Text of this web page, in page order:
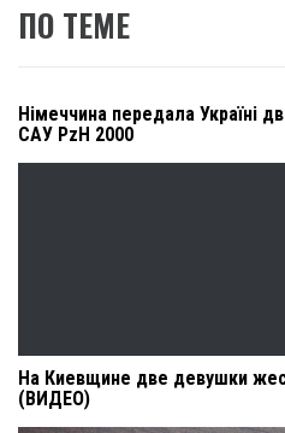
ПО ТЕМЕ
Німеччина передала Україні
САУ PzH 2000
На Киевщине две девушки
(ВИДЕО)